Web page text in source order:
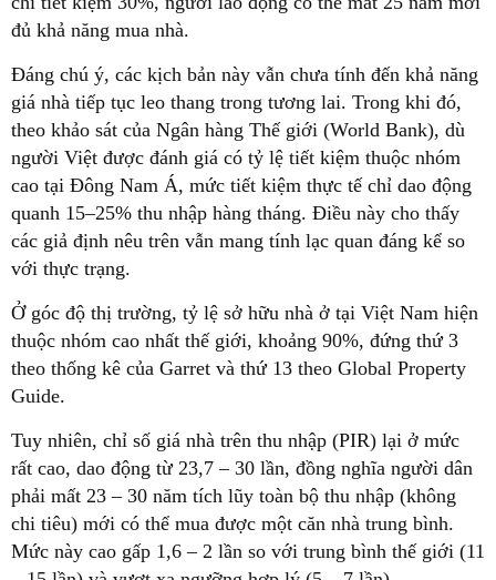
đủ khả năng mua nhà.
Đáng chú ý, các kịch bản này vẫn chưa tính đến khả năng
giá nhà tiếp tục leo thang trong tương lai. Trong khi đó,
theo khảo sát của Ngân hàng Thế giới (World Bank), dù
người Việt được đánh giá có tỷ lệ tiết kiệm thuộc nhóm
cao tại Đông Nam Á, mức tiết kiệm thực tế chỉ dao động
quanh 15–25% thu nhập hàng tháng. Điều này cho thấy
các giả định nêu trên vẫn mang tính lạc quan đáng kể so
với thực trạng.
Ở góc độ thị trường, tỷ lệ sở hữu nhà ở tại Việt Nam hiện
thuộc nhóm cao nhất thế giới, khoảng 90%, đứng thứ 3
theo thống kê của Garret và thứ 13 theo Global Property
Guide.
Tuy nhiên, chỉ số giá nhà trên thu nhập (PIR) lại ở mức
rất cao, dao động từ 23,7 – 30 lần, đồng nghĩa người dân
phải mất 23 – 30 năm tích lũy toàn bộ thu nhập (không
chi tiêu) mới có thể mua được một căn nhà trung bình.
Mức này cao gấp 1,6 – 2 lần so với trung bình thế giới (11